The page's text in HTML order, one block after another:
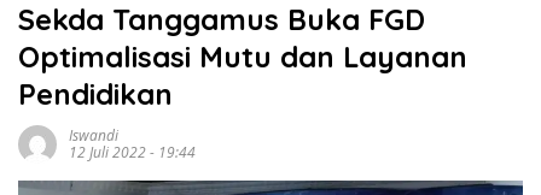
Sekda Tanggamus Buka FGD
Optimalisasi Mutu dan Layanan
Pendidikan
Iswandi
12 Juli 2022 - 19:44